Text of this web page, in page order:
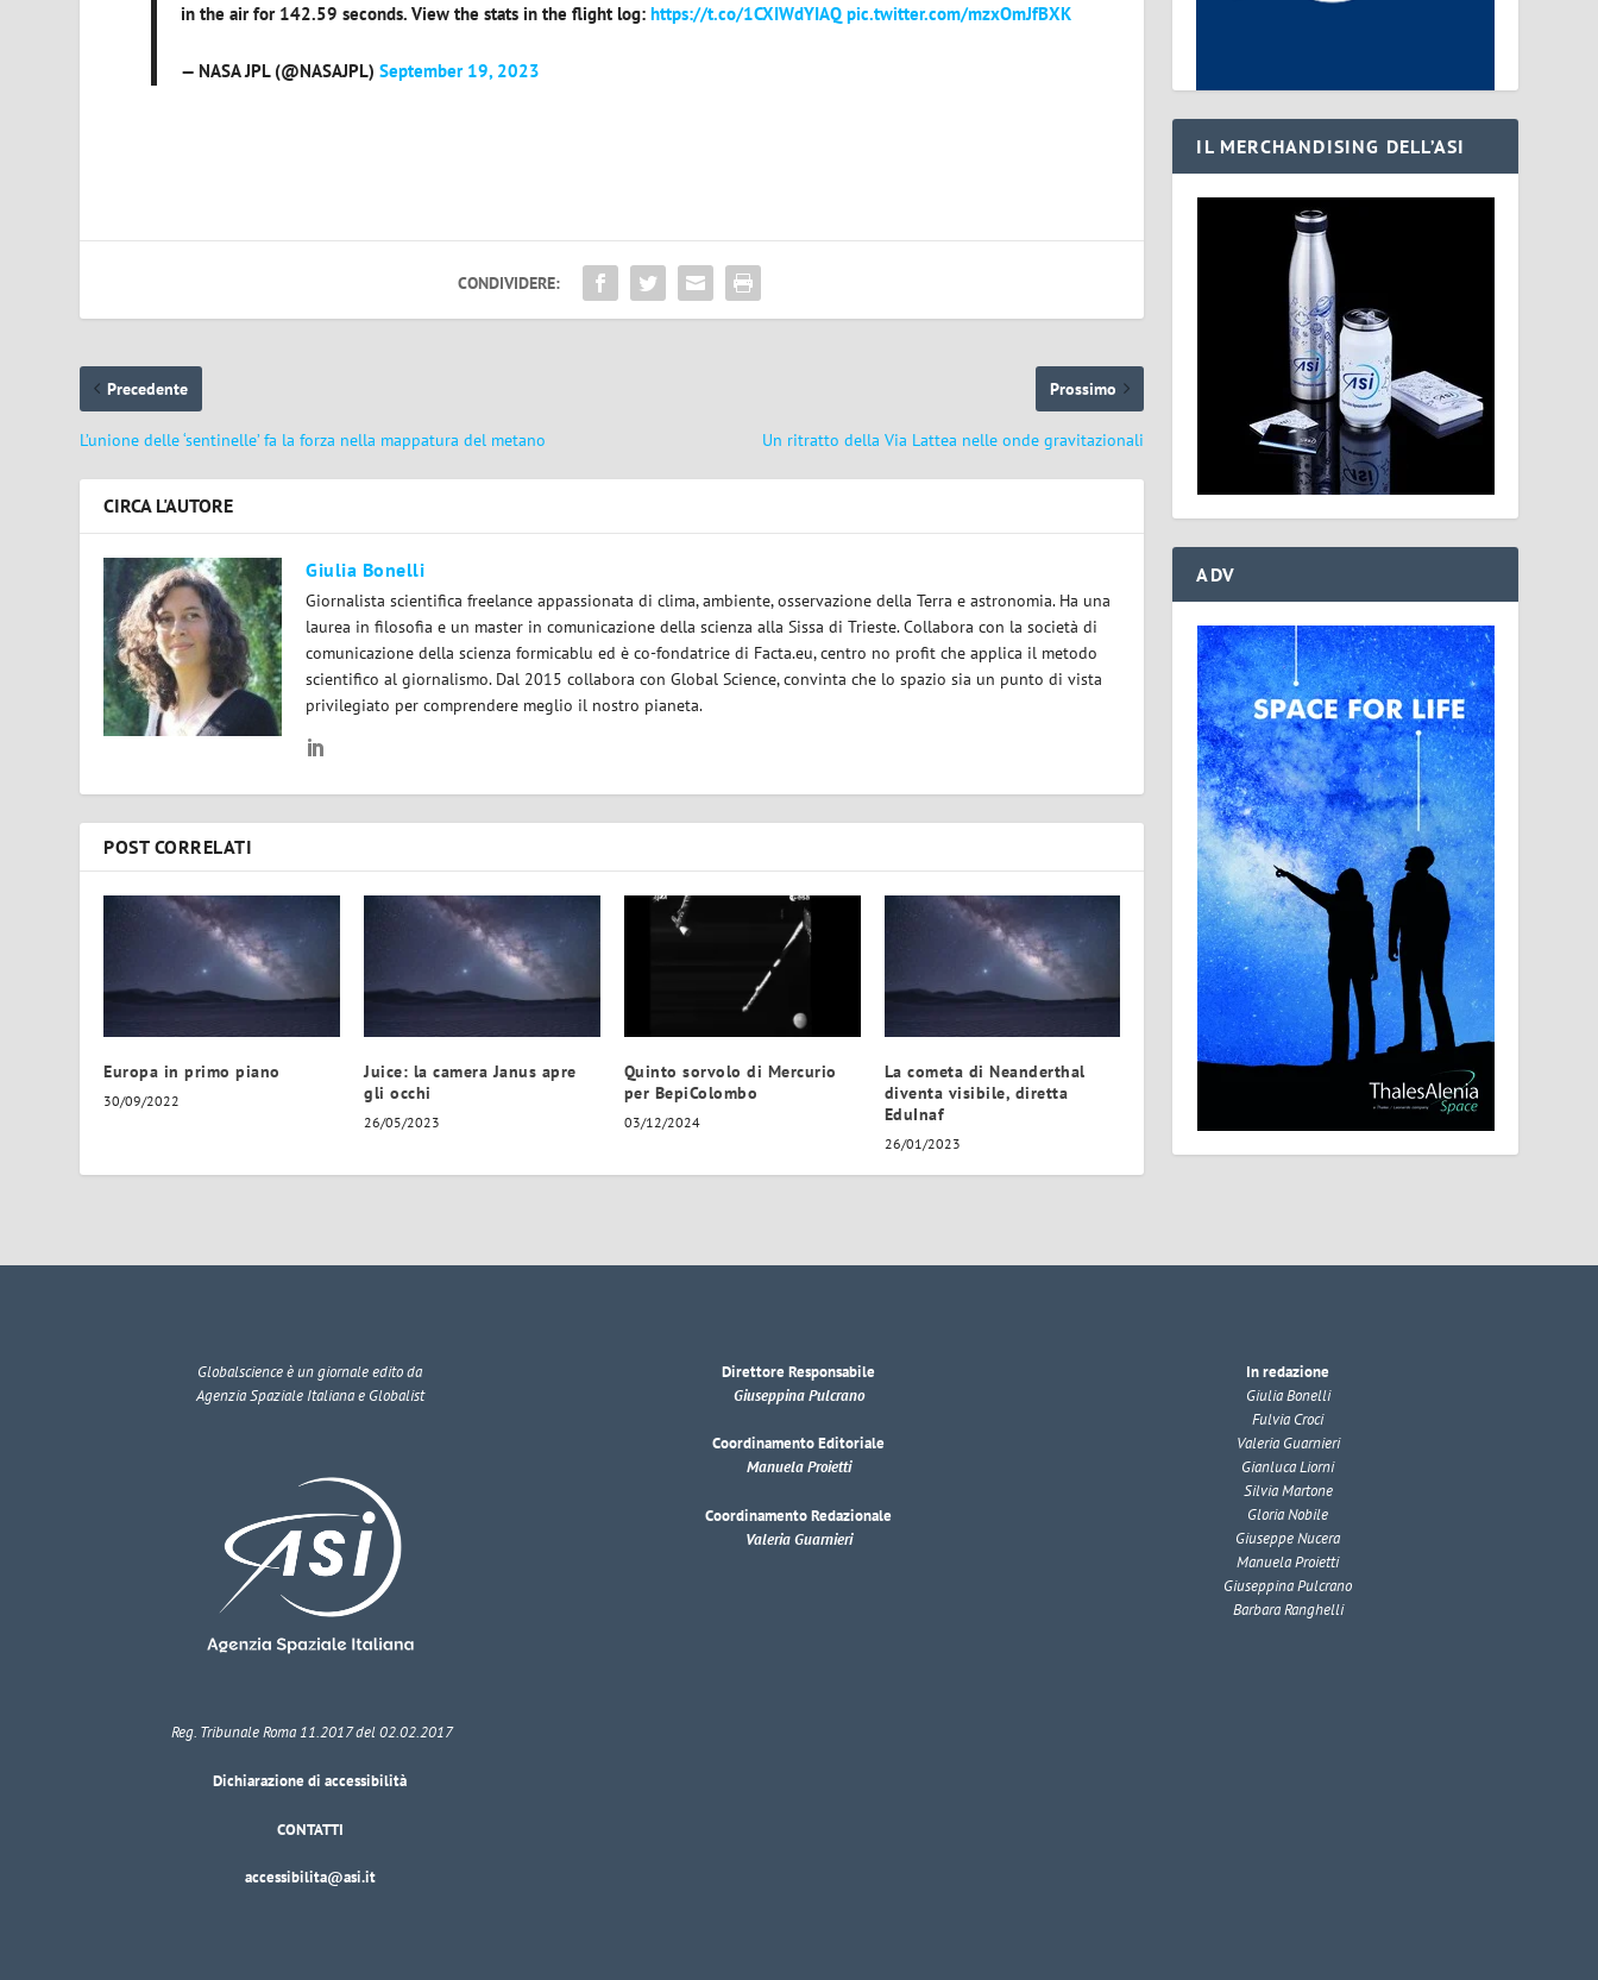
in the air for 142.59 seconds. View the stats in the flight log:https://t.co/1CXIWdYIAQ pic.twitter.com/mzxOmJfBXK
— NASA JPL (@NASAJPL)September 19, 2023
CONDIVIDERE:
Precedente
L’unione delle ‘sentinelle’ fa la forza nella mappatura del metano
Prossimo
Un ritratto della Via Lattea nelle onde gravitazionali
CIRCA L'AUTORE
Giulia Bonelli
Giornalista scientifica freelance appassionata di clima, ambiente, osservazione della Terra e astronomia. Ha una
laurea in filosofia e un master in comunicazione della scienza alla Sissa di Trieste. Collabora con la società di
comunicazione della scienza formicablu ed è co-fondatrice di Facta.eu, centro no profit che applica il metodo
scientifico al giornalismo. Dal 2015 collabora con Global Science, convinta che lo spazio sia un punto di vista
privilegiato per comprendere meglio il nostro pianeta.
POST CORRELATI
Europa in primo piano
30/09/2022
Juice: la camera Janus apre
gli occhi
26/05/2023
Quinto sorvolo di Mercurio
per BepiColombo
03/12/2024
La cometa di Neanderthal
diventa visibile, diretta
EduInaf
26/01/2023
IL MERCHANDISING DELL’ASI
ADV
Globalscienceè un giornale edito da
Agenzia Spaziale Italiana e Globalist
Reg. Tribunale Roma 11.2017 del 02.02.2017
Dichiarazione di accessibilità
CONTATTI
accessibilita@asi.it
Direttore Responsabile
Giuseppina Pulcrano
Coordinamento Editoriale
Manuela Proietti
Coordinamento Redazionale
Valeria Guarnieri
In redazione
Giulia Bonelli
Fulvia Croci
Valeria Guarnieri
Gianluca Liorni
Silvia Martone
Gloria Nobile
Giuseppe Nucera
Manuela Proietti
Giuseppina Pulcrano
Barbara Ranghelli